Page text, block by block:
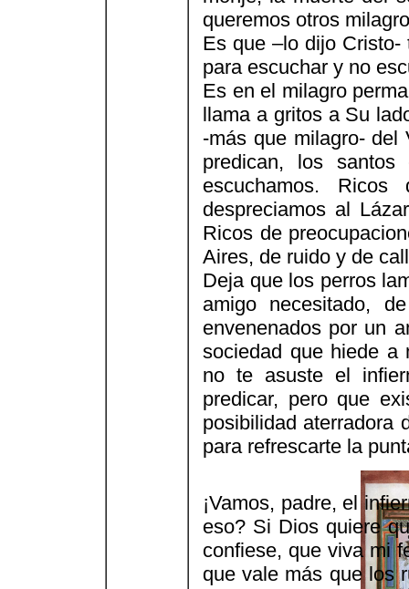
queremos otros
Es que –lo dijo
para escuchar y no
Es en el milagro
llama a gritos a Su
-más que milagro- del
predican, los
escuchamos.
despreciamos al
Ricos de
Aires, de ruido y de
Deja que los perros
amigo necesitado,
envenenados por un
sociedad que hiede a
no te asuste el
predicar, pero que
posibilidad aterradora
para refrescarte la
¡Vamos, padre, el
eso? Si Dios quiere
confiese, que viva mi
que vale más que los